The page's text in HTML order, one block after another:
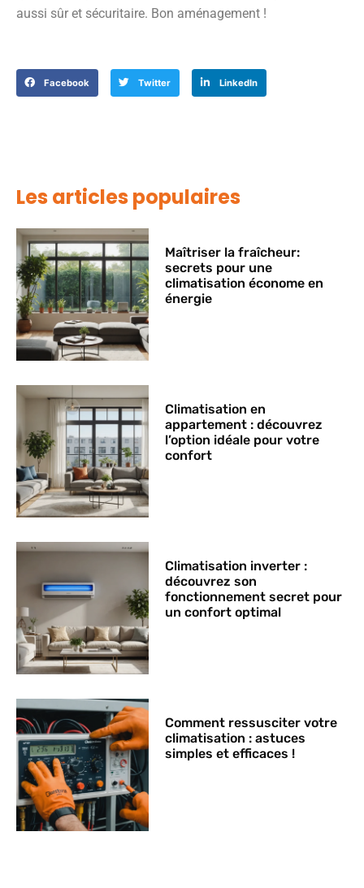
aussi sûr et sécuritaire. Bon aménagement !
Facebook Twitter LinkedIn
Les articles populaires
Maîtriser la fraîcheur:
secrets pour une
climatisation économe en
énergie
Climatisation en
appartement : découvrez
l’option idéale pour votre
confort
Climatisation inverter :
découvrez son
fonctionnement secret pour
un confort optimal
Comment ressusciter votre
climatisation : astuces
simples et efficaces !